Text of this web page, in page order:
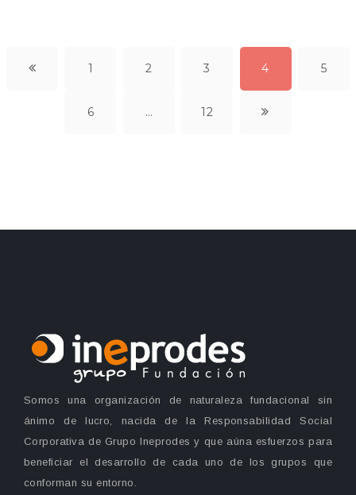
1 2 3 4 5
6 … 12
Somos una organización de naturaleza fundacional sin
ánimo de lucro, nacida de la Responsabilidad Social
Corporativa de Grupo Ineprodes y que aúna esfuerzos para
beneficiar el desarrollo de cada uno de los grupos que
conforman su entorno.